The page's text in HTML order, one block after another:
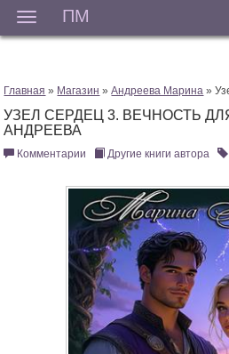
ПМ
Главная » Магазин »Андреева Марина »
УЗЕЛ СЕРДЕЦ 3. ВЕЧНОСТЬ
АНДРЕЕВА
Комментарии Другие книги автора